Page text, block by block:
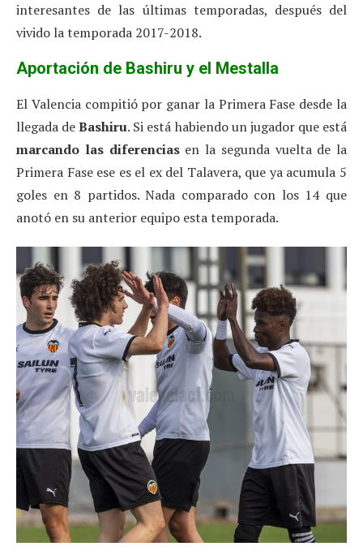
interesantes de las últimas temporadas, después del
vivido la temporada 2017-2018.
Aportación de Bashiru y el Mestalla
El Valencia compitió por ganar la Primera Fase desde la
llegada deBashiru. Si está habiendo un jugador que está
marcando las diferenciasen la segunda vuelta de la
Primera Fase ese es el ex del Talavera, que ya acumula 5
goles en 8 partidos. Nada comparado con los 14 que
anotó en su anterior equipo esta temporada.